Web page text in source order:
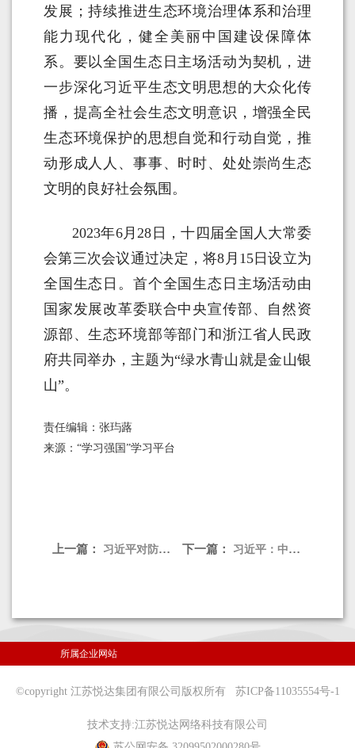
发展；持续推进生态环境治理体系和治理
能力现代化，健全美丽中国建设保障体
系。要以全国生态日主场活动为契机，进
一步深化习近平生态文明思想的大众化传
播，提高全社会生态文明意识，增强全民
生态环境保护的思想自觉和行动自觉，推
动形成人人、事事、时时、处处崇尚生态
文明的良好社会氛围。
2023年6月28日，十四届全国人大常委
会第三次会议通过决定，将8月15日设立为
全国生态日。首个全国生态日主场活动由
国家发展改革委联合中央宣传部、自然资
源部、生态环境部等部门和浙江省人民政
府共同举办，主题为“绿水青山就是金山银
山”。
责任编辑：张玙蕗
来源：“学习强国”学习平台
上一篇： 习近平对防汛救灾工作作出重要指示 下一篇： 习近平：中国式现代化是强国建设、民族复兴的康庄大道
所属企业网站
©copyright 江苏悦达集团有限公司版权所有 苏ICP备11035554号-1
技术支持:江苏悦达网络科技有限公司